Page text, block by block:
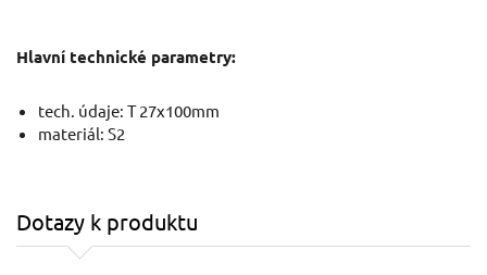
Hlavní technické parametry:
tech. údaje: T 27x100mm
materiál: S2
Dotazy k produktu